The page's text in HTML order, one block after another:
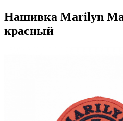
Нашивка Marilyn
красный